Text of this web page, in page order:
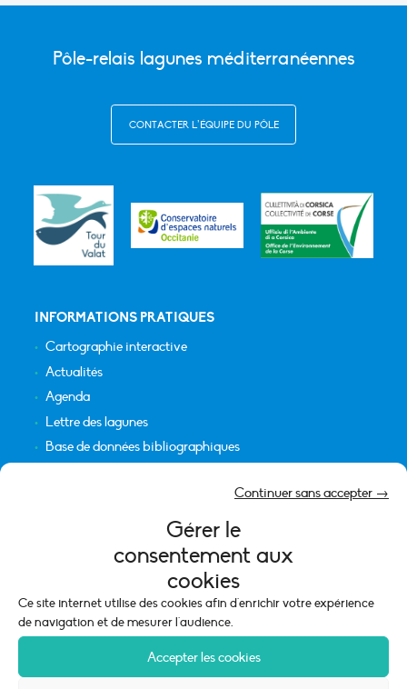
Gérer le
consentement aux
cookies
Ce site internet utilise des cookies afin d'enrichir votre expérience
de navigation et de mesurer l'audience.
Accepter les cookies
Continuer sans accepter →
Pôle-relais lagunes méditerranéennes
CONTACTER L’ÉQUIPE DU PÔLE
INFORMATIONS PRATIQUES
Cartographie interactive
Actualités
Agenda
Lettre des lagunes
Base de données bibliographiques
Mentions légales
Politique de cookies (UE)